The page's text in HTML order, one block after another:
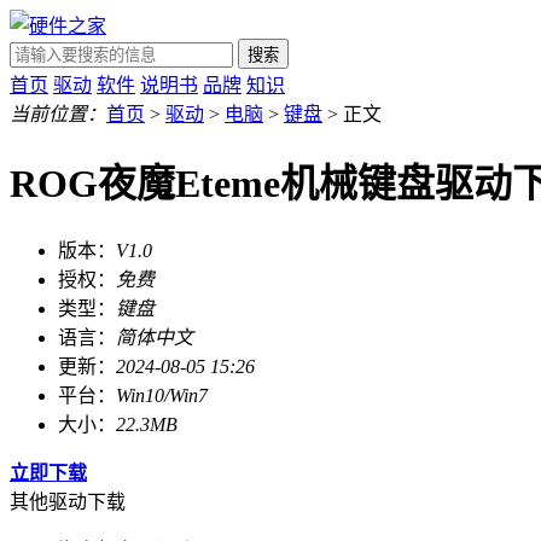
搜索
首页 驱动 软件 说明书 品牌 知识
当前位置： 首页 > 驱动 > 电脑 > 键盘 > 正文
ROG夜魔Eteme机械键盘驱动
版本： V1.0
授权：
免费
类型：
键盘
语言：
简体中文
更新： 2024-08-05 15:26
平台： Win10/Win7
大小： 22.3MB
立即下载
其他驱动下载